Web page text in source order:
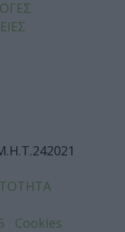
Cookies